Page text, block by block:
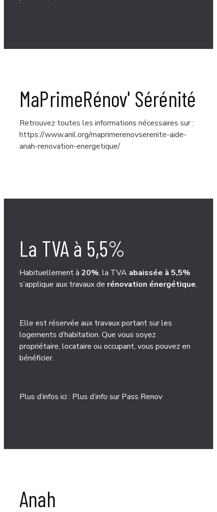
MaPrimeRénov' Sérénité​
Retrouvez toutes les informations nécessaires sur :
https://www.anil.org/maprimerenovserenite-aide-
anah-renovation-energetique/
La TVA à 5,5%
Habituellement à 20%, la TVA abaissée à 5,5%
s’applique aux travaux de rénovation énergétique.
Elle est réservée aux travaux portant sur les
logements d’habitation. Que vous soyez
propriétaire, locataire ou occupant, vous pouvez en
bénéficier.
Plus d’infos ici : Plus d’info sur Pass Renov
Anah